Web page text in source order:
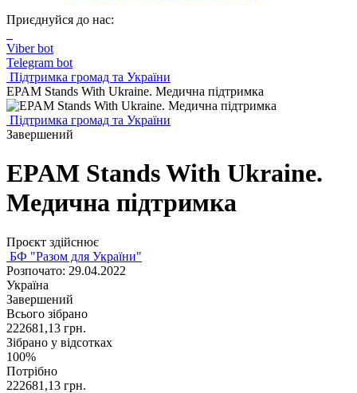
Приєднуйся до нас:
Viber bot
Telegram bot
Підтримка громад та України
EPAM Stands With Ukraine. Медична підтримка
Підтримка громад та України
Завершений
EPAM Stands With Ukraine.
Медична підтримка
Проєкт здійснює
БФ "Разом для України"
Розпочато: 29.04.2022
Україна
Завершений
Всього зібрано
222681,13 грн.
Зібрано у відсотках
100%
Потрібно
222681,13 грн.